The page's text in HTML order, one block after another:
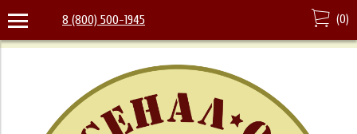
8 (800) 500-1945 (0)